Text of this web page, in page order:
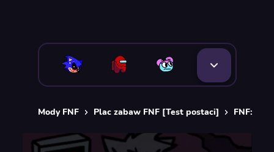
Mody FNF Plac zabaw FNF [Test postaci] FNF: